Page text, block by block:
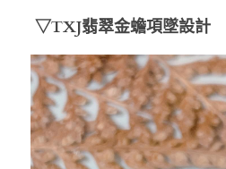
▽TXJ翡翠金蟾項墜設計